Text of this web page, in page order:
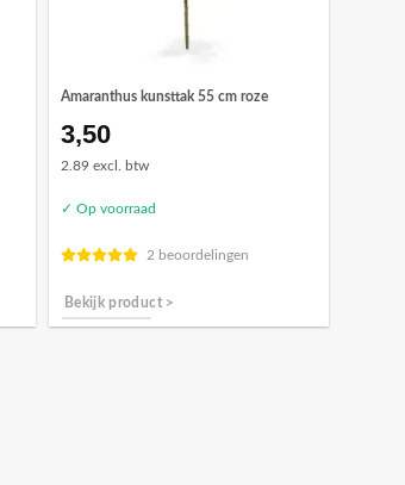
Amaranthus kunsttak 55 cm roze
3,50
2.89 excl. btw
✓ Op voorraad
2 beoordelingen
Bekijk product >